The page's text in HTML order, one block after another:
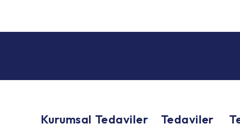
Kurumsal Tedaviler Tedaviler